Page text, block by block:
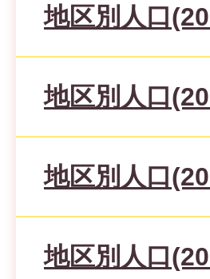
地区別人口
地区別人口
地区別人口
地区別人口